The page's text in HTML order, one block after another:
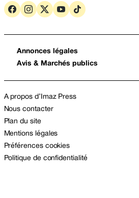
Annonces légales
Avis & Marchés publics
A propos d’Imaz Press
Nous contacter
Plan du site
Mentions légales
Préférences cookies
Politique de confidentialité